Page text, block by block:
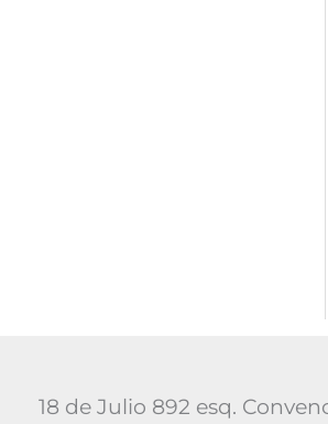
18 de Julio 892 esq.